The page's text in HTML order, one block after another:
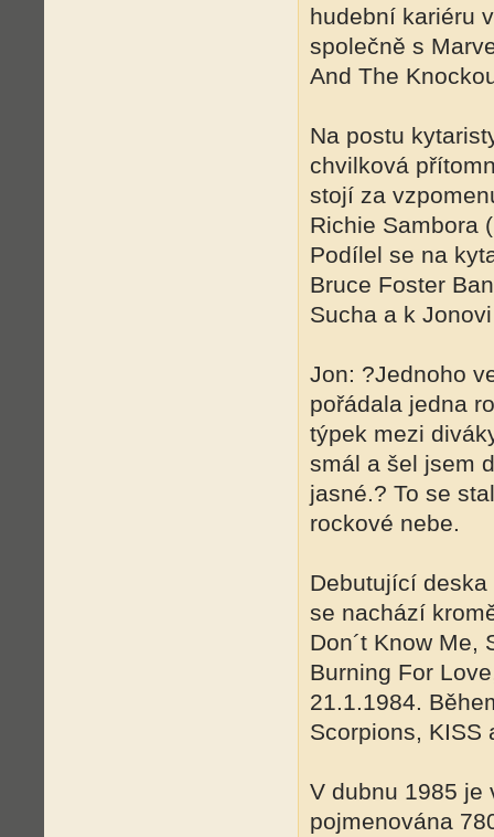
hudební kariéru
společně s
And The
Na postu
chvilková
stojí za
Richie Sambora
Podílel se na
Bruce Foster
Sucha a k
Jon: ?Jednoho
pořádala jedna
týpek mezi
smál a šel jsem
jasné.? To se
rockové nebe.
Debutující
se nachází
Don´t Know Me,
Burning For
21.1.1984.
Scorpions, KISS
V dubnu 1985 je
pojmenována